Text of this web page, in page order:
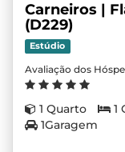
Carneiros |
(D229)
Estúdio
Avaliação dos
1 Quarto 1
1Garagem